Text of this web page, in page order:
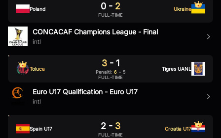
Poland 0 - 2
FULL-TIME
Ukraine
CONCACAF Champions League - Final
intl
Toluca
3 - 1
Penalti: 6 - 5
FULL-TIME
Tigres UANL
Euro U17 Qualification - Euro U17
intl
Spain U17 2 - 3
FULL-TIME
Croatia U17